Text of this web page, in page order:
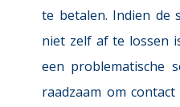
te betalen. Indien de
niet zelf af te lossen
een problematische
raadzaam om